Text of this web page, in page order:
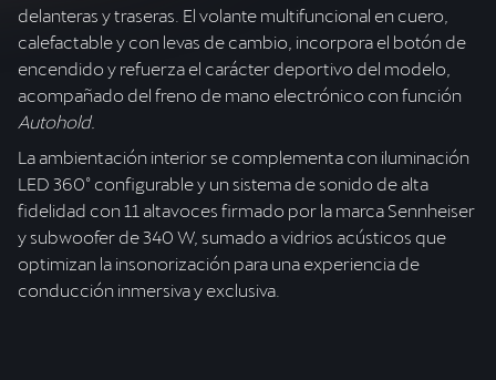
delanteras y traseras. El volante multifuncional en cuero,
calefactable y con levas de cambio, incorpora el botón de
encendido y refuerza el carácter deportivo del modelo,
acompañado del freno de mano electrónico con función
Autohold.
La ambientación interior se complementa con iluminación
LED 360° configurable y un sistema de sonido de alta
fidelidad con 11 altavoces firmado por la marca Sennheiser
y subwoofer de 340 W, sumado a vidrios acústicos que
optimizan la insonorización para una experiencia de
conducción inmersiva y exclusiva.